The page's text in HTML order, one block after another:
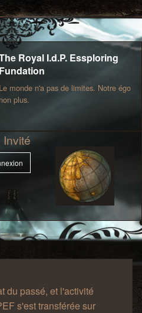
Royal I.d.P. Essploring
Fundation
Le monde n'a pas de limites. Notre égo
non plus.
Invité
du passé, et l'activité
s'est transférée sur
Mortekai